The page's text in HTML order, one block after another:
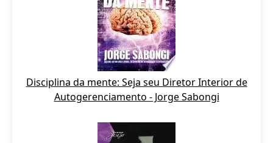
Disciplina da mente: Seja seu Diretor Interior de
Autogerenciamento - Jorge Sabongi